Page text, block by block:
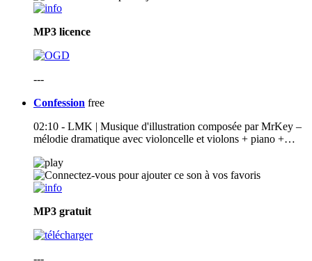
MP3 licence
---
Confession free
02:10 - LMK | Musique d'illustration composée par MrKey –
mélodie dramatique avec violoncelle et violons + piano +…
MP3 gratuit